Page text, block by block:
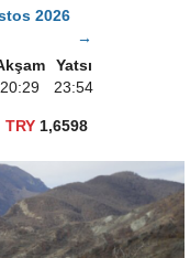
2026
→
Yatsı
20:29 23:54
TRY1,6598